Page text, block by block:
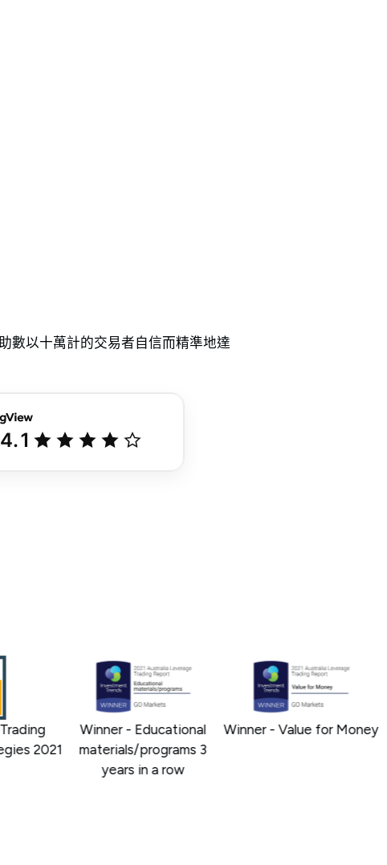
數以十萬計的交易者自信而精準地達
2021
Winner - Educational
materials/programs 3
years in a row
Winner - Value for Money